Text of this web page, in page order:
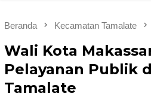
Beranda Kecamatan Tamalate
Wali Kota
Pelayanan Publik
Tamalate